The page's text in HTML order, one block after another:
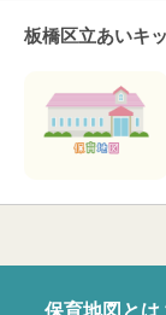
板橋区立あいキ
保育地図とは